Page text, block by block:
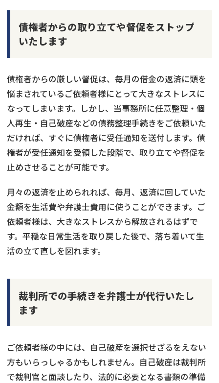
債権者からの取り立てや督促をストップ
いたします
債権者からの厳しい督促は、毎月の借金の返済に頭を
悩まされているご依頼者様にとって大きなストレスに
なってしまいます。しかし、当事務所に任意整理・個
人再生・自己破産などの債務整理手続きをご依頼いた
だければ、すぐに債権者に受任通知を送付します。債
権者が受任通知を受領した段階で、取り立てや督促を
止めさせることが可能です。
月々の返済を止められれば、毎月、返済に回していた
金額を生活費や弁護士費用に使うことができます。ご
依頼者様は、大きなストレスから解放されるはずで
す。平穏な日常生活を取り戻した後で、落ち着いて生
活の立て直しを図れます。
裁判所での手続きを弁護士が代行いたし
ます
ご依頼者様の中には、自己破産を選択せざるをえない
方もいらっしゃるかもしれません。自己破産は裁判所
で裁判官と面談したり、法的に必要となる書類の準備